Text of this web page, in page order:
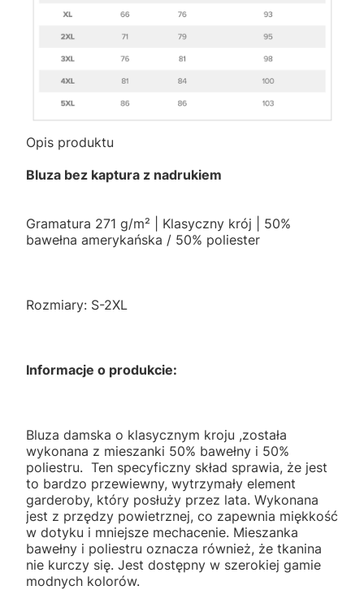
Opis produktu
Bluza bez kaptura z nadrukiem
Gramatura 271 g/m² | Klasyczny krój | 50%
bawełna amerykańska / 50% poliester
Rozmiary: S-2XL
Informacje o produkcie:
Bluza damska o klasycznym kroju ,została
wykonana z mieszanki 50% bawełny i 50%
poliestru. Ten specyficzny skład sprawia, że jest
to bardzo przewiewny, wytrzymały element
garderoby, który posłuży przez lata. Wykonana
jest z przędzy powietrznej, co zapewnia miękkość
w dotyku i mniejsze mechacenie. Mieszanka
bawełny i poliestru oznacza również, że tkanina
nie kurczy się. Jest dostępny w szerokiej gamie
modnych kolorów.